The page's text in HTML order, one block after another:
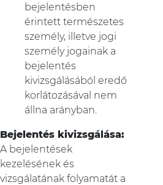
bejelentésben
érintett természetes
személy, illetve jogi
személy jogainak a
bejelentés
kivizsgálásából eredő
korlátozásával nem
állna arányban.
Bejelentés kivizsgálása:
A bejelentések
kezelésének és
vizsgálatának folyamatát a